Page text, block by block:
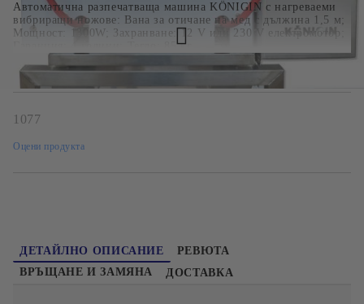
Автоматична разпечатваща машина KÖNIGIN с нагреваеми
вибриращи ножове: Вана за отичане на мед с дължина 1,5 м;
Мощност: 1300W; Захранване: 12 V или 230 V електромотор;
Гаранция: 4 години; Тегло: 85 кг
1077
Оцени продукта
ДЕТАЙЛНО ОПИСАНИЕ
РЕВЮТА
ВРЪЩАНЕ И ЗАМЯНА
ДОСТАВКА